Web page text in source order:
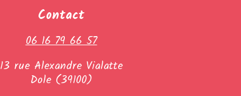
Contact
06 16 79 66 57
13 rue Alexandre Vialatte
Dole (39100)